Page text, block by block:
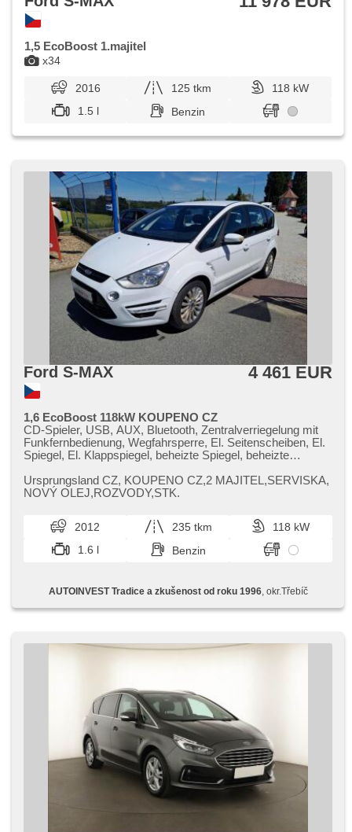
x34
1,5 EcoBoost 1.majitel
2016 125 tkm
118 kW
1.5 l
Benzin
Ford S-MAX 4 461 EUR
1,6 EcoBoost 118kW KOUPENO CZ
CD-Spieler, USB, AUX, Bluetooth, Zentralverriegelung mit
Funkfernbedienung, Wegfahrsperre, El. Seitenscheiben, El.
Spiegel, El. Klappspiegel, beheizte Spiegel, beheizte
Klimaablage, Teilbare Rücksitzbank, El. einstellbare Sitze,
LED denní svícení, höheneinstellbare Fahrersitz, Lenkrad
Airbag, 2-Zonen Klimaanlage, Bordcomputer,
Außenthermometer, isofix, Alufelgen, ABS,
Antriebsschlupfregelung (ASR), Elektronisches
Stabilitätsprogramm (ESP), Brems-Assistent,
zadní, erfüllt 'EURO V', Scheibenwischersensor,
Lichtsensor
Ursprungsland CZ,​ KOUPENO CZ,​2 MAJITEL,​SERVISKA,​
NOVÝ OLEJ,​ROZVODY,​STK.
2012 235 tkm
118 kW
1.6 l
Benzin
AUTOINVEST Tradice a zkušenost od roku 1996, okr.Třebíč